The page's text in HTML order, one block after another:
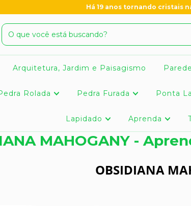
Há 19 anos tornando cristais
Arquitetura, Jardim e Paisagismo
Rolada Pedra Furada Ponta
Lapidado Aprenda
MAHOGANY -
OBSIDIANA